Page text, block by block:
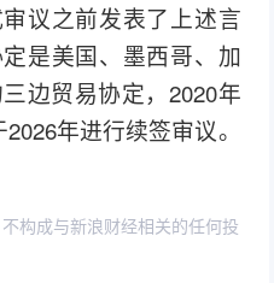
议之前发表了上述言
是美国、墨西哥、加
边贸易协定，2020年
年进行续签审议。
构成与新浪财经相关的任何投